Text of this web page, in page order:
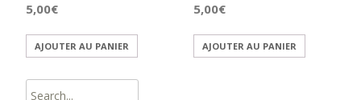
5,00€
AJOUTER AU PANIER
5,00€
AJOUTER AU PANIER
Search